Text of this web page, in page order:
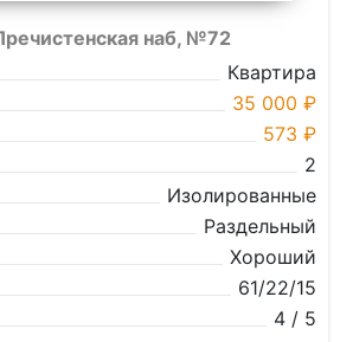
наб, №72
Квартира
35 000 ₽
573 ₽
2
Изолированные
Раздельный
Хороший
61/22/15
4 / 5